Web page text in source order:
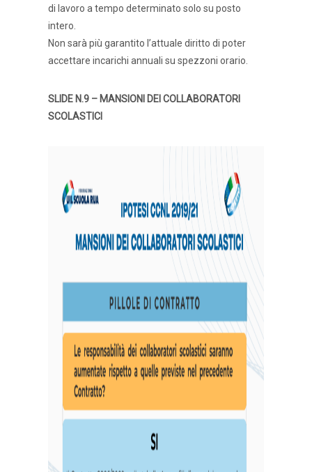
di lavoro a tempo determinato solo su posto
intero.
Non sarà più garantito l’attuale diritto di poter
accettare incarichi annuali su spezzoni orario.
SLIDE N.9 – MANSIONI DEI COLLABORATORI
SCOLASTICI